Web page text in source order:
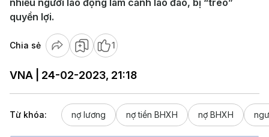
nhiều người lao động lâm cảnh lao đao, bị “treo”
quyền lợi.
Chia sẻ 1
VNA | 24-02-2023, 21:18
Từ khóa: nợ lương nợ tiền BHXH nợ BHXH